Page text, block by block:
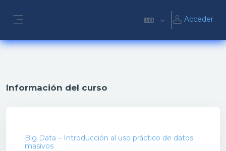
Acceder
Información del curso
Big Data – Introducción al uso práctico de datos
masivos